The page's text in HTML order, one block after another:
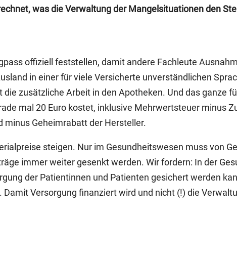
was die Verwaltung der Mangelsituationen den
offiziell feststellen, damit andere Fachleute
in einer für viele Versicherte unverständlichen
zusätzliche Arbeit in den Apotheken. Und das ganze
mal 20 Euro kostet, inklusive Mehrwertsteuer minus
minus Geheimrabatt der Hersteller.
steigen. Nur im Gesundheitswesen muss von
immer weiter gesenkt werden. Wir fordern: In der
der Patientinnen und Patienten gesichert werden
Versorgung finanziert wird und nicht (!) die